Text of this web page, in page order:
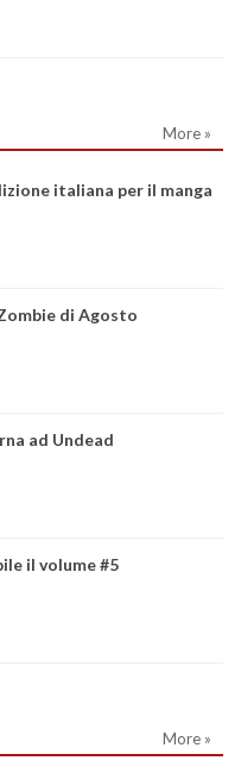
More »
italiana per il manga
di Agosto
ad Undead
il volume #5
More »